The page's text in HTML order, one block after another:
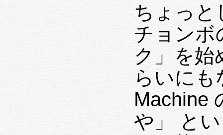
ちょっと
チョンボ
ク」を始
らいに
Machine
や」 と